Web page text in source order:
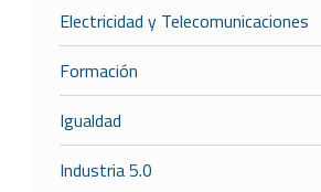
Electricidad y Telecomunicaciones
Formación
Igualdad
Industria 5.0